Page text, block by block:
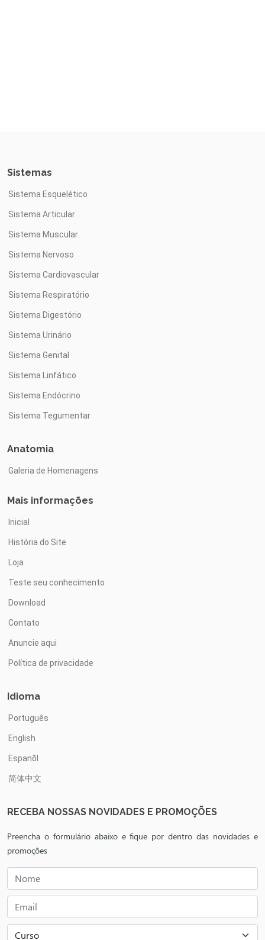
Sistemas
Sistema Esquelético
Sistema Articular
Sistema Muscular
Sistema Nervoso
Sistema Cardiovascular
Sistema Respiratório
Sistema Digestório
Sistema Urinário
Sistema Genital
Sistema Linfático
Sistema Endócrino
Sistema Tegumentar
Anatomia
Galeria de Homenagens
Mais informações
Inicial
História do Site
Loja
Teste seu conhecimento
Download
Contato
Anuncie aqui
Política de privacidade
Idioma
Português
English
Espanõl
简体中文
RECEBA NOSSAS NOVIDADES E PROMOÇÕES
Preencha o formulário abaixo e fique por dentro das novidades e
promoções